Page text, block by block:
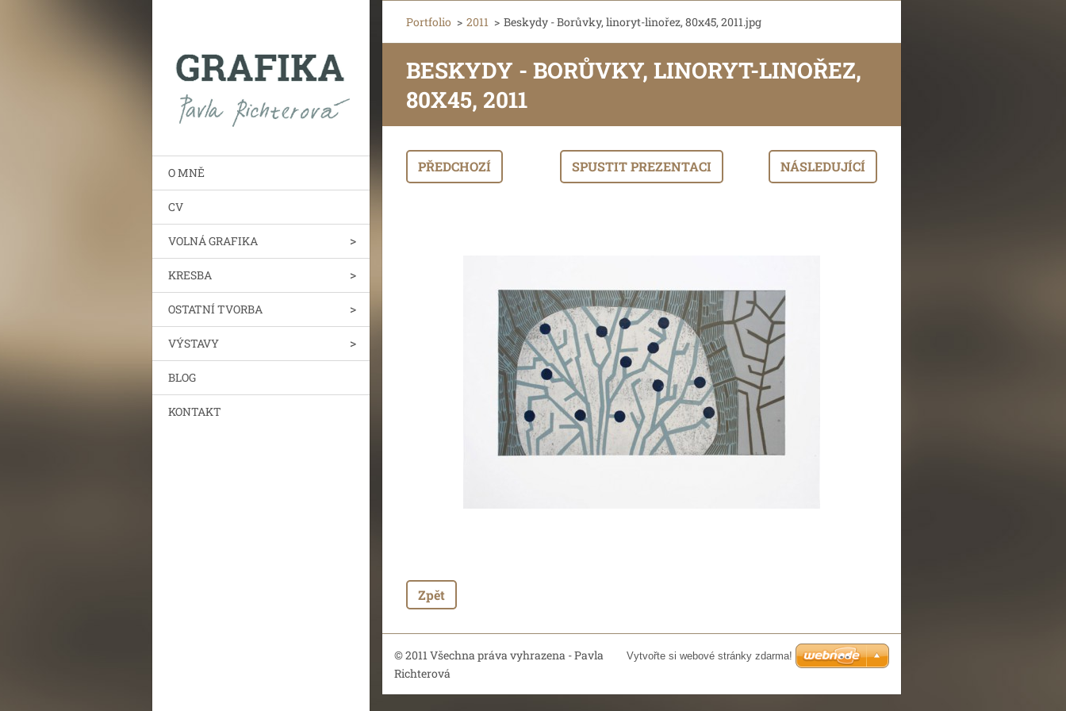
O MNĚ
CV
VOLNÁ GRAFIKA
KRESBA
OSTATNÍ TVORBA
VÝSTAVY
BLOG
KONTAKT
Portfolio > 2011 > Beskydy - Borůvky, linoryt-linořez, 80x45, 2011.jpg
BESKYDY - BORŮVKY, LINORYT-LINOŘEZ,
80X45, 2011
PŘEDCHOZÍ SPUSTIT PREZENTACI NÁSLEDUJÍCÍ
Zpět
© 2011 Všechna práva vyhrazena - Pavla
Richterová
Vytvořte si webové stránky zdarma!